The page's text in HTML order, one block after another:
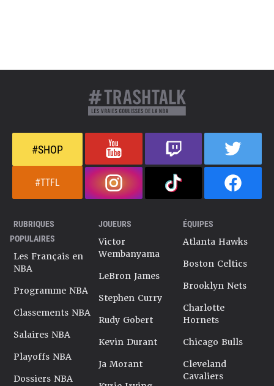
#SHOP
#TTFL
RUBRIQUES
POPULAIRES
Les Français en
NBA
Programme NBA
Classements NBA
Salaires NBA
Playoffs NBA
Dossiers NBA
JOUEURS
Victor
Wembanyama
LeBron James
Stephen Curry
Rudy Gobert
Kevin Durant
Ja Morant
ÉQUIPES
Atlanta Hawks
Boston Celtics
Brooklyn Nets
Charlotte
Hornets
Chicago Bulls
Cleveland
Cavaliers